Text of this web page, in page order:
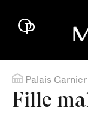
Palais
Fille